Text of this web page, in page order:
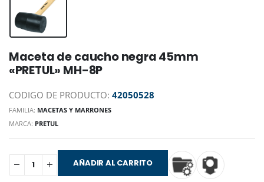
Maceta de caucho negra 45mm
«PRETUL» MH-8P
CODIGO DE PRODUCTO: 42050528
FAMILIA: MACETAS Y MARRONES
MARCA: PRETUL
AÑADIR AL CARRITO